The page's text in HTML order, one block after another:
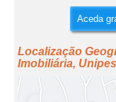
Aceda
Localização
Imobiliária,